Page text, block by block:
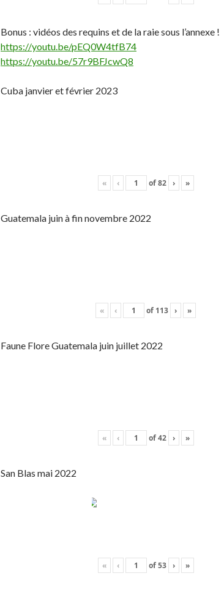
Bonus : vidéos des requins et de la raie sous l’annexe !
https://youtu.be/pEQ0W4tfB74
https://youtu.be/57r9BFJcwQ8
Cuba janvier et février 2023
« ‹ of82 › »
Guatemala juin à fin novembre 2022
« ‹ of 113 › »
Faune Flore Guatemala juin juillet 2022
« ‹ of42 › »
San Blas mai 2022
« ‹ of53 › »